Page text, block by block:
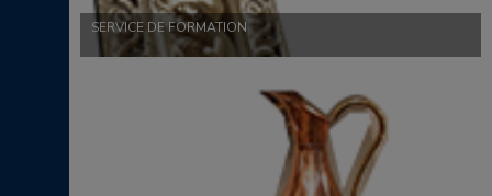
SERVICE DE FORMATION